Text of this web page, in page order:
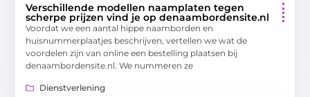
Verschillende modellen naamplaten tegen
scherpe prijzen vind je op denaambordensite.nl
Voordat we een aantal hippe naamborden en
huisnummerplaatjes beschrijven, vertellen we wat de
voordelen zijn van online een bestelling plaatsen bij
denaambordensite.nl. We nummeren ze
Dienstverlening